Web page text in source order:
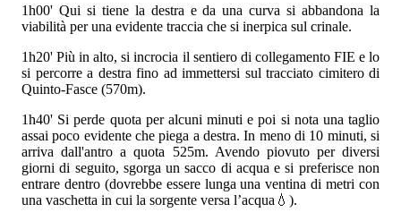
1h00' Qui si tiene la destra e da una curva si abbandona la
viabilità per una evidente traccia che si inerpica sul crinale.
1h20' Più in alto, si incrocia il sentiero di collegamento FIE e lo
si percorre a destra fino ad immettersi sul tracciato cimitero di
Quinto-Fasce (570m).
1h40' Si perde quota per alcuni minuti e poi si nota una taglio
assai poco evidente che piega a destra. In meno di 10 minuti, si
arriva dall'antro a quota 525m. Avendo piovuto per diversi
giorni di seguito, sgorga un sacco di acqua e si preferisce non
entrare dentro (dovrebbe essere lunga una ventina di metri con
una vaschetta in cui la sorgente versa l’acqua💧).